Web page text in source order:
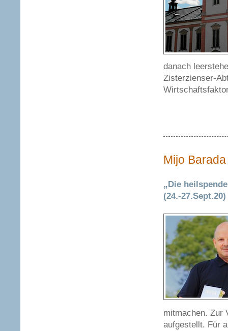
danach
Zisterzienser-
Mijo
„Die
(24.-27.Sept.20)
mitmachen. Zur
aufgestellt. Für